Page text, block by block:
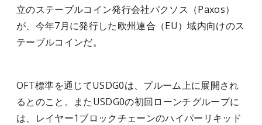
立のステーブルコイン発行会社パクソス（Paxos）
が、今年7月に発行した欧州連合（EU）域内向けのス
テーブルコインだ。
OFT標準を通じてUSDG0は、プルーム上に展開され
るとのこと。またUSDG0の初回ローンチグループに
は、レイヤー1ブロックチェーンのハイパーリキッド